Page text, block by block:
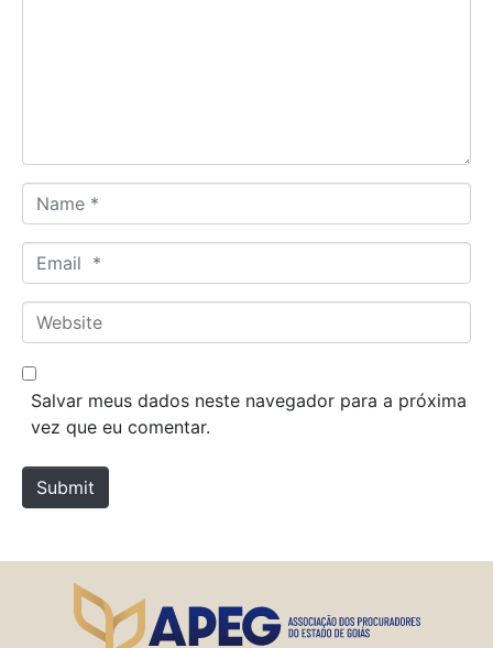
a
m
*
m
a
*
W
e
b
e
Salvar meus dados neste navegador para a próxima
vez que eu comentar.
Submit